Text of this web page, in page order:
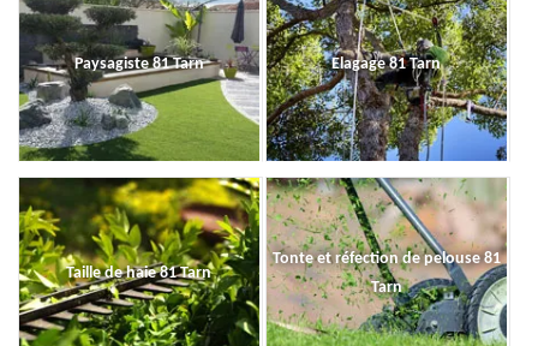
Paysagiste 81 Tarn Elagage 81 Tarn
Taille de haie 81 Tarn
Tonte et réfection de pelouse 81
Tarn